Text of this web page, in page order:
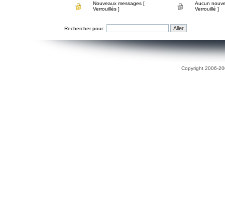
Nouveaux messages [
Verrouillés ]
Aucun
Verrouillé ]
Rechercher pour:
Copyright 2006-